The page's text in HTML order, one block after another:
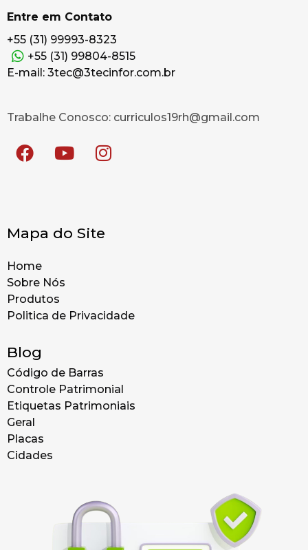
Entre em Contato
+55 (31) 99993-8323
+55 (31) 99804-8515
E-mail: 3tec@3tecinfor.com.br
Trabalhe Conosco: curriculos19rh@gmail.com
Mapa do Site
Home
Sobre Nós
Produtos
Politica de Privacidade
Blog
Código de Barras
Controle Patrimonial
Etiquetas Patrimoniais
Geral
Placas
Cidades